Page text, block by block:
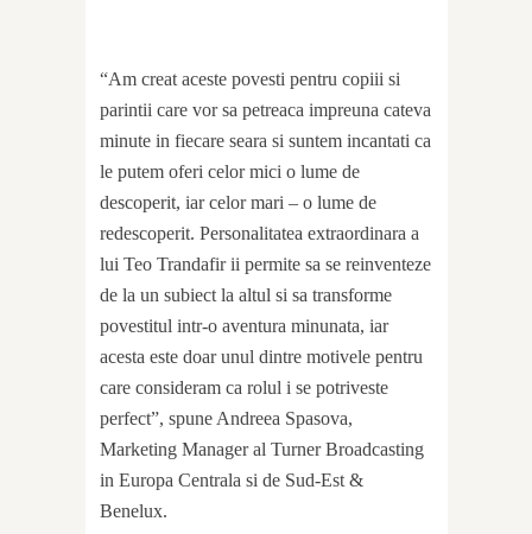
“Am creat aceste povesti pentru copiii si
parintii care vor sa petreaca impreuna cateva
minute in fiecare seara si suntem incantati ca
le putem oferi celor mici o lume de
descoperit, iar celor mari – o lume de
redescoperit. Personalitatea extraordinara a
lui Teo Trandafir ii permite sa se reinventeze
de la un subiect la altul si sa transforme
povestitul intr-o aventura minunata, iar
acesta este doar unul dintre motivele pentru
care consideram ca rolul i se potriveste
perfect”, spune Andreea Spasova,
Marketing Manager al Turner Broadcasting
in Europa Centrala si de Sud-Est &
Benelux.